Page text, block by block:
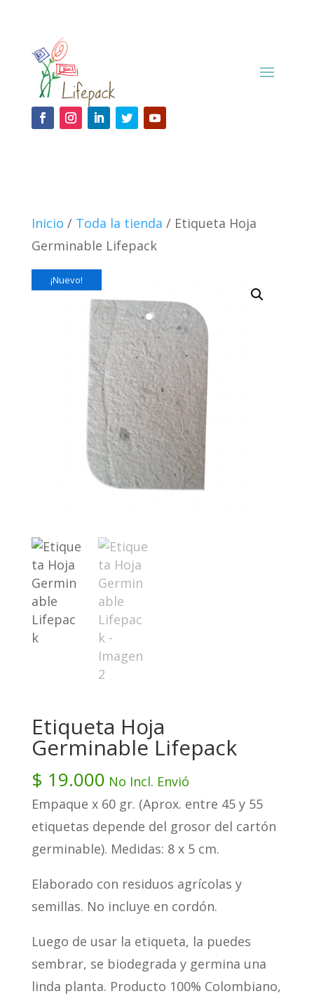
Inicio / Toda la tienda / Etiqueta Hoja
Germinable Lifepack
¡Nuevo!
Etiqueta Hoja
Germinable Lifepack
$ 19.000 No Incl. Envió
Empaque x 60 gr. (Aprox. entre 45 y 55
etiquetas depende del grosor del cartón
germinable). Medidas: 8 x 5 cm.
Elaborado con residuos agrícolas y
semillas. No incluye en cordón.
Luego de usar la etiqueta, la puedes
sembrar, se biodegrada y germina una
linda planta. Producto 100% Colombiano,